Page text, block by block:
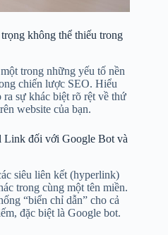
không thể thiếu trong
trong những yếu tố nền
chiến lược SEO. Hiểu
ra sự khác biệt rõ rệt về thứ
website của bạn.
Link đối với Google Bot và
siêu liên kết (hyperlink)
trong cùng một tên miền.
“biển chỉ dẫn” cho cả
đặc biệt là Google bot.